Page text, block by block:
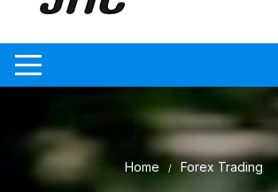
Home Forex Trading